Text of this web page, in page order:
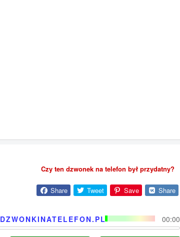
Czy ten dzwonek na telefon był przydatny?
Share Tweet Save Share
DZWONKINATELEFON.PL 00:00